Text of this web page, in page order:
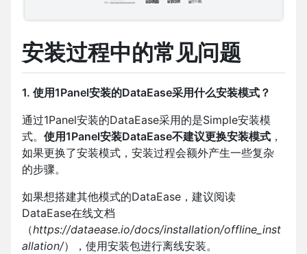
安装过程中的常见问题
1. 使用1Panel安装的DataEase采用什么安装模式？
通过1Panel安装的DataEase采用的是Simple安装模
式。 使用1Panel安装DataEase不建议更换安装模式 ，
如果更换了安装模式，安装过程会额外产生一些复杂
的步骤。
如果想搭建其他模式的DataEase，建议阅读
DataEase在线文档
（https://dataease.io/docs/installation/offline_inst
allation/），使用安装包进行离线安装。